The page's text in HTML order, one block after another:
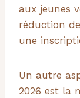
aux jeunes
réduction
une
Un autre
2026 est la